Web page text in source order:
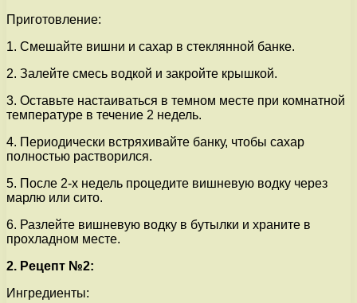
Приготовление:
1. Смешайте вишни и сахар в стеклянной банке.
2. Залейте смесь водкой и закройте крышкой.
3. Оставьте настаиваться в темном месте при комнатной
температуре в течение 2 недель.
4. Периодически встряхивайте банку, чтобы сахар
полностью растворился.
5. После 2-х недель процедите вишневую водку через
марлю или сито.
6. Разлейте вишневую водку в бутылки и храните в
прохладном месте.
2. Рецепт №2:
Ингредиенты: